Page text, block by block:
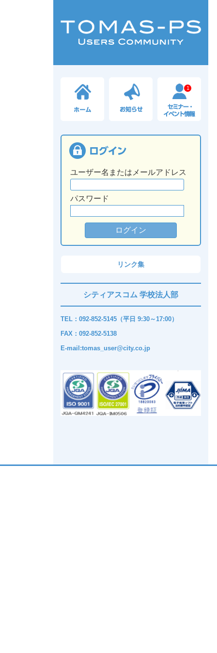
1
ユーザー名またはメールアドレス
パスワード
リンク集
シティアスコム 学校法人部
TEL：092-852-5145（平日 9:30～17:00）
FAX：092-852-5138
E-mail:tomas_user@city.co.jp